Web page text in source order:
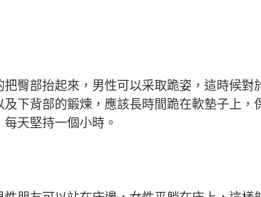
臀部抬起來，男性可以采取跪姿，這時候對
下背部的鍛煉，應該長時間跪在軟墊子上，
天堅持一個小時。